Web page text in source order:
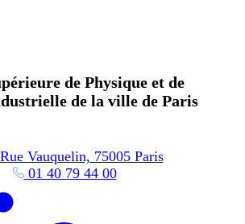
de Physique et de
de la ville de Paris
Vauquelin, 75005 Paris
01 40 79 44 00